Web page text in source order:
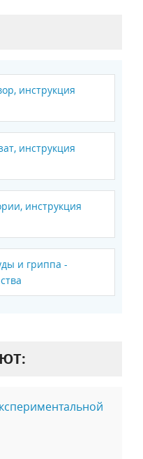
инструкция
инструкция
инструкция
и гриппа -